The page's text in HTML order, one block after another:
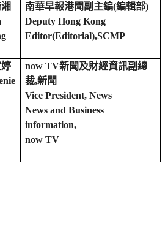
南華早報港聞副主編(編輯部)
Deputy Hong Kong
Editor(Editorial),SCMP
now TV新聞及財經資訊副總
裁,新聞
Vice President, News
News and Business
information,
now TV